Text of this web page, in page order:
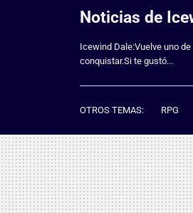
Noticias de
Icewind Dale:Vuelve uno
conquistar.Si te gustó...
OTROS TEMAS: RPG